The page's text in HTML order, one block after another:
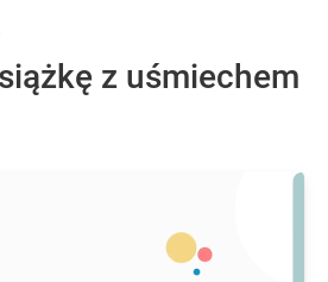
z uśmiechem